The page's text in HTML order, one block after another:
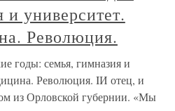
и университет.
Революция.
семья, гимназия и
Революция. IИ отец, и
из Орловской губернии. «Мы